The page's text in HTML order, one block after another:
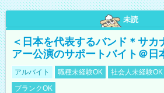
未読
＜日本を代表するバンド＊サカ
アー公演のサポートバイト＠日
アルバイト 職種未経験OK 社会人未経験OK
ブランクOK